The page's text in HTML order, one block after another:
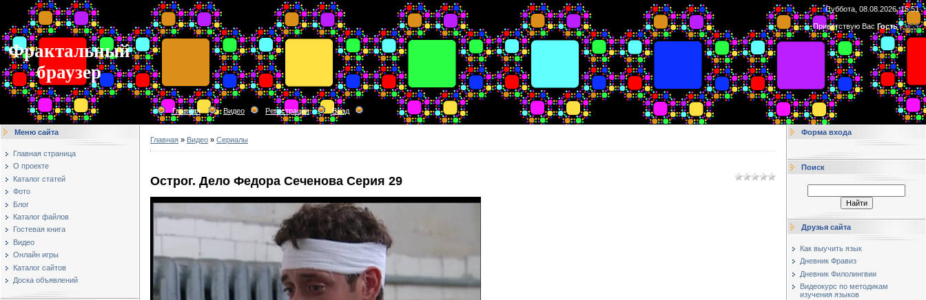
Фрактальный
браузер
Суббота, 08.08.2026, 15:51
Приветствую Вас Гость|RSS
Главная Видео Регистрация Вход
Меню сайта
Главная страница
О проекте
Каталог статей
Фото
Блог
Каталог файлов
Гостевая книга
Видео
Онлайн игры
Каталог сайтов
Доска объявлений
Главная » Видео » Сериалы
Острог. Дело Федора Сеченова Серия 29
Форма входа
Поиск
Друзья сайта
Как выучить язык
Дневник Фравиз
Дневник Филолингвии
Видеокурс по методикам
изучения языков